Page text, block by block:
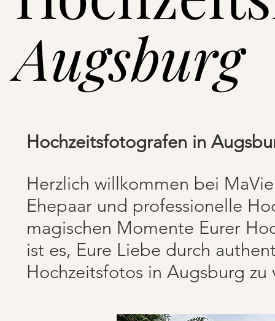
Augsburg
Hochzeitsfotografen in
Herzlich willkommen bei
Ehepaar und professionelle
magischen Momente Eurer
ist es, Eure Liebe durch
Hochzeitsfotos in Augsburg zu